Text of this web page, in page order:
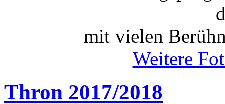
mit vielen
Weitere
Thron 2017/2018